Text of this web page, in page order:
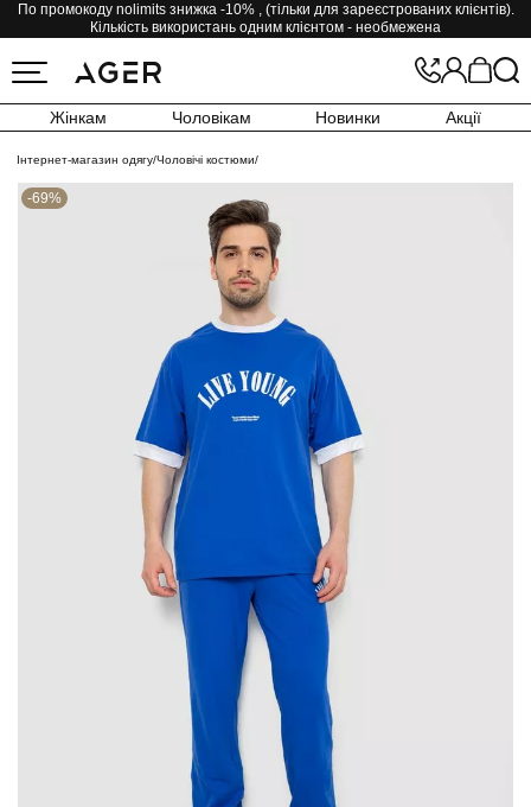
По промокоду nolimits знижка -10% , (тільки для зареєстрованих клієнтів).
Кількість використань одним клієнтом - необмежена
Жінкам Чоловікам Новинки Акції
Інтернет-магазин одягу/Чоловічі костюми/
-69%